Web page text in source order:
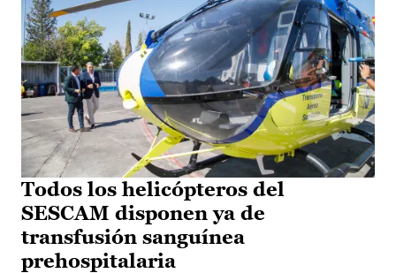
Todos los helicópteros del
SESCAM disponen ya de
transfusión sanguínea
prehospitalaria